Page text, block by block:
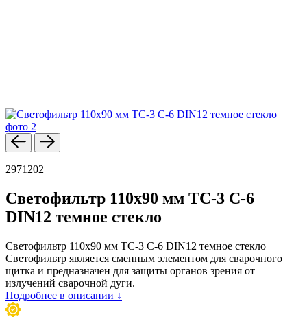
2971202
Светофильтр 110х90 мм ТС-3 С-6
DIN12 темное стекло
Светофильтр 110х90 мм ТС-3 С-6 DIN12 темное стекло
Светофильтр является сменным элементом для сварочного
щитка и предназначен для защиты органов зрения от
излучений сварочной дуги.
Подробнее в описании ↓